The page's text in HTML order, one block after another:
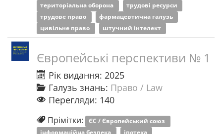
територіальна оборона
трудові ресурси
трудове право
фармацевтична галузь
цивільне право
штучний інтелект
Європейські перспективи № 1
Рік видання: 2025
Галузь знань: Право / Law
Перегляди: 140
Прімітки: ЄС / Європейський союз
інформаційна безпека
іпотека